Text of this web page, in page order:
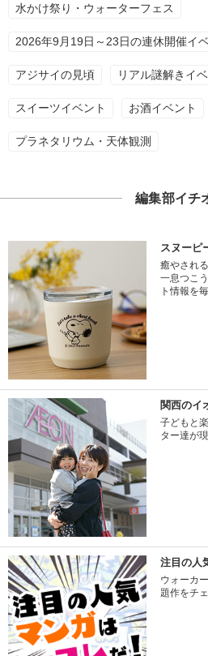
水かけ祭り・ウォーターフェス
2026年9月19日～23日の連休開催イ
アジサイの見頃 リアル謎解きイ
スイーツイベント お酒イベント
プラネタリウム・天体観測
編集部イチ
スヌーピ
癒やされ
一息つこ
ト情報を
関西のイ
子どもと
ター達が
注目の人
ウォーカ
題作をチ